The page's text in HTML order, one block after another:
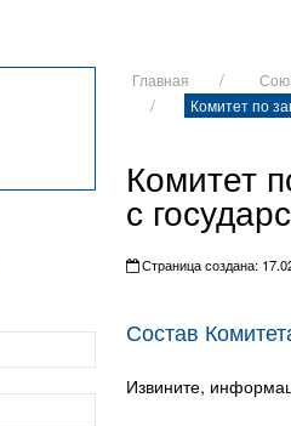
Главная
Комитет по
Комитет
с
Страница создана:
Состав
Извините,